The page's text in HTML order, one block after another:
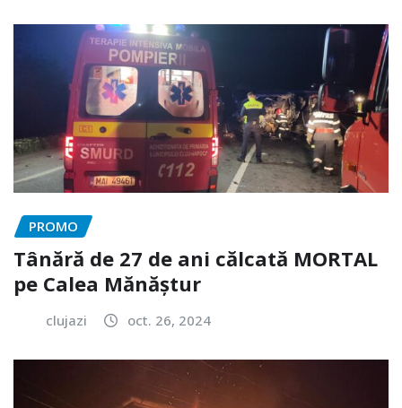
PROMO
Tânără de 27 de ani călcată MORTAL
pe Calea Mănăștur
clujazi oct. 26, 2024